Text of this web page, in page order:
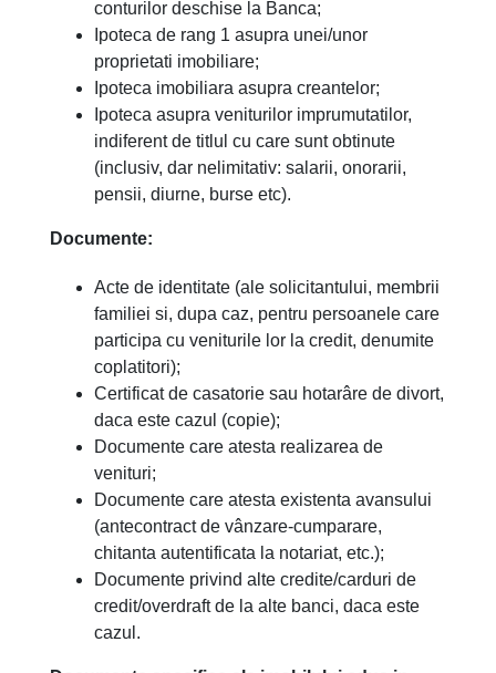
conturilor deschise la Banca;
Ipoteca de rang 1 asupra unei/unor
proprietati imobiliare;
Ipoteca imobiliara asupra creantelor;
Ipoteca asupra veniturilor imprumutatilor,
indiferent de titlul cu care sunt obtinute
(inclusiv, dar nelimitativ: salarii, onorarii,
pensii, diurne, burse etc).
Documente:
Acte de identitate (ale solicitantului, membrii
familiei si, dupa caz, pentru persoanele care
participa cu veniturile lor la credit, denumite
coplatitori);
Certificat de casatorie sau hotarâre de divort,
daca este cazul (copie);
Documente care atesta realizarea de
venituri;
Documente care atesta existenta avansului
(antecontract de vânzare-cumparare,
chitanta autentificata la notariat, etc.);
Documente privind alte credite/carduri de
credit/overdraft de la alte banci, daca este
cazul.